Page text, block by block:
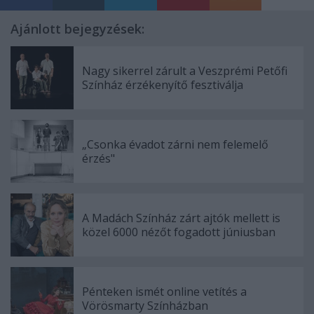
Ajánlott bejegyzések:
Nagy sikerrel zárult a Veszprémi Petőfi
Színház érzékenyítő fesztiválja
„Csonka évadot zárni nem felemelő
érzés"
A Madách Színház zárt ajtók mellett is
közel 6000 nézőt fogadott júniusban
Pénteken ismét online vetítés a
Vörösmarty Színházban